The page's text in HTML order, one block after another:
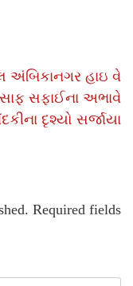
અંબિકાનગર હાઇ વે
સફાઈના અભાવે
દૃશ્યો સર્જાયા
Required fields